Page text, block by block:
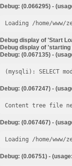
Debug: (0.066295) -
Loading /home/
Debug display of 'Start
Debug display of
Debug: (0.067135) -
Debug: (0.067247) -
Content tree file
Debug: (0.067467) -
Loading /home/
Debug: (0.06751) -